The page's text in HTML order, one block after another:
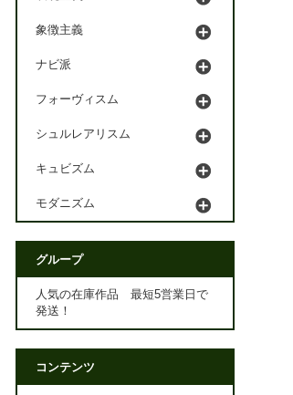
象徴主義
ナビ派
フォーヴィスム
シュルレアリスム
キュビズム
モダニズム
グループ
人気の在庫作品 最短5営業日で
発送！
コンテンツ